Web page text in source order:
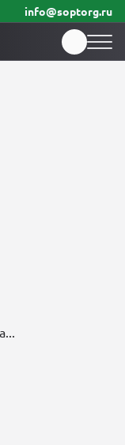
info@soptorg.ru